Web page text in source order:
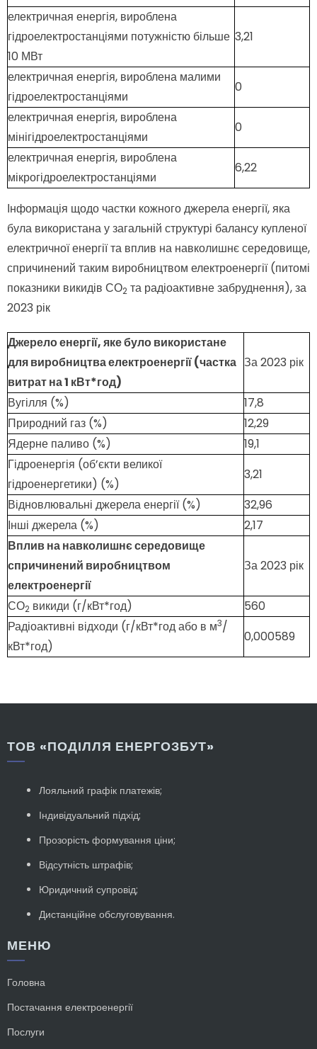
електричная енергія, вироблена
гідроелектростанціями потужністю більше
10 МВт
3,21
електричная енергія, вироблена малими
гідроелектростанціями
0
електричная енергія, вироблена
мінігідроелектростанціями
0
електричная енергія, вироблена
мікрогідроелектростанціями
6,22
Інформація щодо частки кожного джерела енергії, яка
була використана у загальній структурі балансу купленої
електричної енергії та вплив на навколишнє середовище,
спричинений таким виробництвом електроенергії (питомі
показники викидів СО2 та радіоактивне забруднення), за
2023 рік
Джерело енергії, яке було використане
для виробництва електроенергії (частка
витрат на 1 кВт*год)
За 2023 рік
Вугілля (%)
17,8
Природний газ (%)
12,29
Ядерне паливо (%)
19,1
Гідроенергія (об’єкти великої
гідроенергетики) (%)
3,21
Відновлювальні джерела енергії (%)
32,96
Інші джерела (%)
2,17
Вплив на навколишнє середовище
спричинений виробництвом
електроенергії
За 2023 рік
СО2 викиди (г/кВт*год)
560
Радіоактивні відходи (г/кВт*год або в м3/
кВт*год)
0,000589
ТОВ «ПОДІЛЛЯ ЕНЕРГОЗБУТ»
Лояльний графік платежів;
Індивідуальний підхід;
Прозорість формування ціни;
Відсутність штрафів;
Юридичний супровід;
Дистанційне обслуговування.
МЕНЮ
Головна
Постачання електроенергії
Послуги